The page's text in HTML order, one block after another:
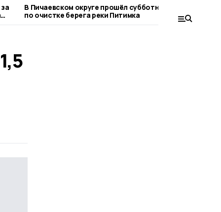
В Пичаевском округе прошёл субботник
по очистке берега реки Питимка